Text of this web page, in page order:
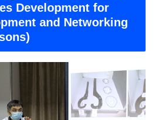
Development for
and Networking